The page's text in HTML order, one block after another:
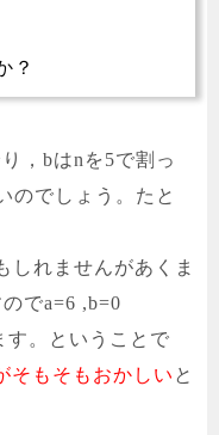
？
，bはnを5で割っ
のでしょう。たと
れませんがあくま
でa=6 ,b=0
。ということで
そもそもおかしい と